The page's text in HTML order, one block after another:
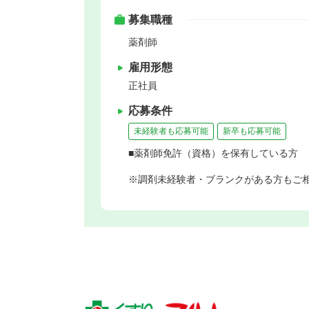
募集職種
薬剤師
雇用形態
正社員
応募条件
未経験者も応募可能 新卒も応募可能
■薬剤師免許（資格）を保有している方
※調剤未経験者・ブランクがある方もご